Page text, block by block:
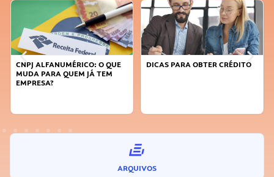
DICAS PARA OBTER CRÉDITO
FAÇA A DIFERENÇA: SEJA
ARQUIVOS